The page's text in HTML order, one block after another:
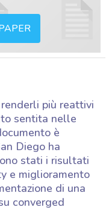
più reattivi
sentita nelle
è
Diego ha
stati i risultati
e miglioramento
di una
converged